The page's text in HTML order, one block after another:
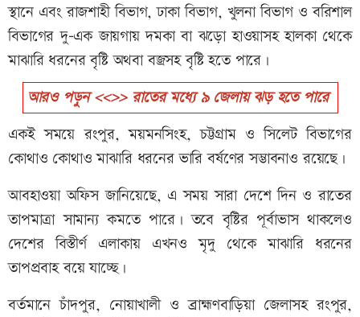
স্থানে এবং রাজশাহী বিভাগ, ঢাকা বিভাগ, খুলনা বিভাগ ও বরিশাল
বিভাগের দু-এক জায়গায় দমকা বা ঝড়ো হাওয়াসহ হালকা থেকে
মাঝারি ধরনের বৃষ্টি অথবা বজ্রসহ বৃষ্টি হতে পারে।
আরও পড়ুন <<>> রাতের মধ্যে ৯ জেলায় ঝড় হতে পারে
একই সময়ে রংপুর, ময়মনসিংহ, চট্টগ্রাম ও সিলেট বিভাগের
কোথাও কোথাও মাঝারি ধরনের ভারি বর্ষণের সম্ভাবনাও রয়েছে।
আবহাওয়া অফিস জানিয়েছে, এ সময় সারা দেশে দিন ও রাতের
তাপমাত্রা সামান্য কমতে পারে। তবে বৃষ্টির পূর্বাভাস থাকলেও
দেশের বিস্তীর্ণ এলাকায় এখনও মৃদু থেকে মাঝারি ধরনের
তাপপ্রবাহ বয়ে যাচ্ছে।
বর্তমানে চাঁদপুর, নোয়াখালী ও ব্রাহ্মণবাড়িয়া জেলাসহ রংপুর,